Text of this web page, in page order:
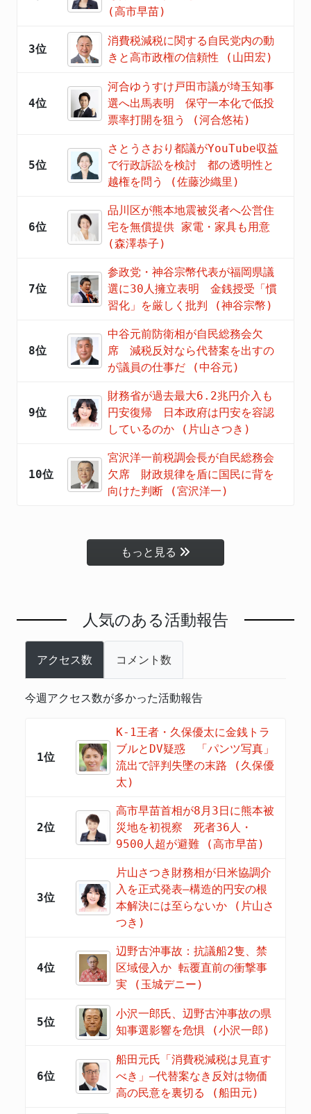
(高市早苗)
3位
消費税減税に関する自民党内の動
きと高市政権の信頼性 (山田宏)
4位
河合ゆうすけ戸田市議が埼玉知事
選へ出馬表明 保守一本化で低投
票率打開を狙う (河合悠祐)
5位
さとうさおり都議がYouTube収益
で行政訴訟を検討 都の透明性と
越権を問う (佐藤沙織里)
6位
品川区が熊本地震被災者へ公営住
宅を無償提供 家電・家具も用意
(森澤恭子)
7位
参政党・神谷宗幣代表が福岡県議
選に30人擁立表明 金銭授受「慣
習化」を厳しく批判 (神谷宗幣)
8位
中谷元前防衛相が自民総務会欠
席 減税反対なら代替案を出すの
が議員の仕事だ (中谷元)
9位
財務省が過去最大6.2兆円介入も
円安復帰 日本政府は円安を容認
しているのか (片山さつき)
10位
宮沢洋一前税調会長が自民総務会
欠席 財政規律を盾に国民に背を
向けた判断 (宮沢洋一)
もっと見る
人気のある活動報告
アクセス数 コメント数
今週アクセス数が多かった活動報告
1位
K-1王者・久保優太に金銭トラ
ブルとDV疑惑 「パンツ写真」
流出で評判失墜の末路 (久保優
太)
2位
高市早苗首相が8月3日に熊本被
災地を初視察 死者36人・
9500人超が避難 (高市早苗)
3位
片山さつき財務相が日米協調介
入を正式発表―構造的円安の根
本解決には至らないか (片山さ
つき)
4位
辺野古沖事故：抗議船2隻、禁
区域侵入か 転覆直前の衝撃事
実 (玉城デニー)
5位
小沢一郎氏、辺野古沖事故の県
知事選影響を危惧 (小沢一郎)
6位
船田元氏「消費税減税は見直す
べき」―代替案なき反対は物価
高の民意を裏切る (船田元)